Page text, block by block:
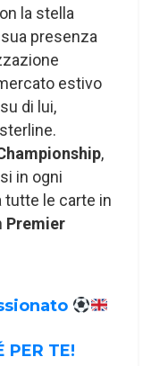
la stella
presenza
estivo
di lui,
,
in ogni
tutte le carte in
Premier
PER TE!